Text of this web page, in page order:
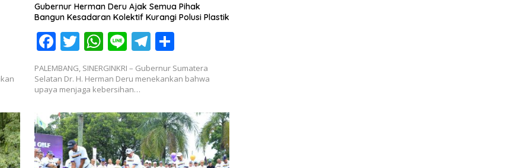
Gubernur Herman Deru Ajak Semua Pihak
Bangun Kesadaran Kolektif Kurangi Polusi Plastik
F
ac
e
b
o
o
k
T
w
itt
er
W
h
at
s
A
p
p
Li
n
e
T
el
e
a
m
S
h
ar
PALEMBANG, SINERGINKRI – Gubernur Sumatera
Selatan Dr. H. Herman Deru menekankan bahwa
upaya menjaga kebersihan…